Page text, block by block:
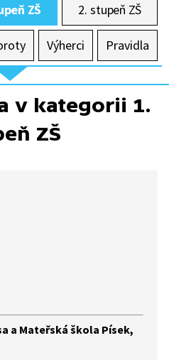
ZŠ 2. stupeň ZŠ
Výherci Pravidla
v kategorii 1.
ZŠ
a Mateřská škola Písek,